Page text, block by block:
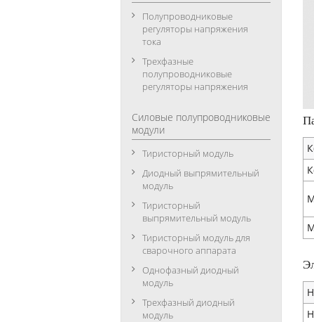
Полупроводниковые
регуляторы напряжения
тока
Трехфазные
полупроводниковые
регуляторы напряжения
Силовые полупроводниковые
модули
Тиристорный модуль
Диодный выпрямительный
модуль
Тиристорный
выпрямительный модуль
Тиристорный модуль для
сварочного аппарата
Однофазный диодный
модуль
Трехфазный диодный
модуль